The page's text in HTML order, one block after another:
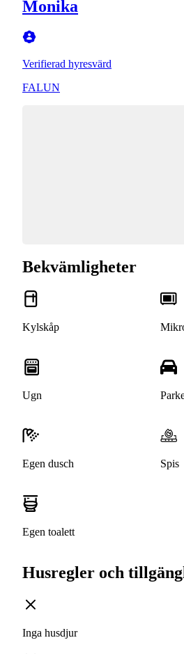
Monika
Verifierad hyresvärd
FALUN
Bekvämligheter
Kylskåp
Ugn
Egen dusch Spis
Egen toalett
Husregler och
Inga husdjur